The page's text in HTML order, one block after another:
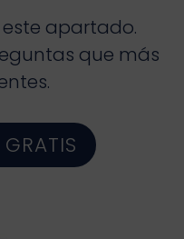
este apartado.
que más